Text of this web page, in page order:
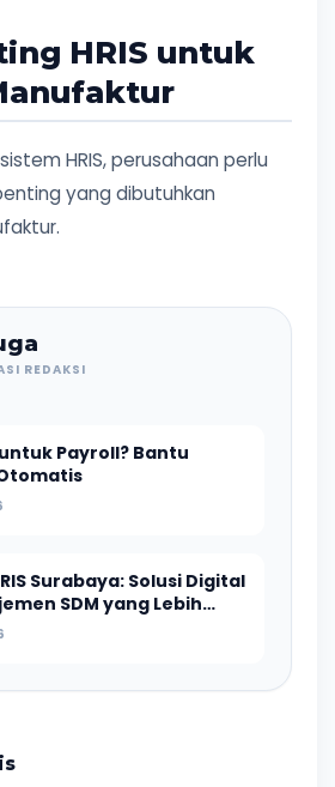
HRIS untuk
HRIS, perusahaan perlu
yang dibutuhkan
REDAKSI
untuk Payroll? Bantu
Surabaya: Solusi Digital
SDM yang Lebih